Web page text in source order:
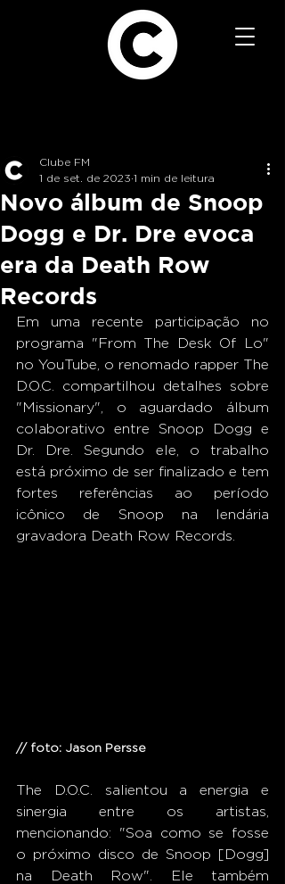
Novo álbum de Snoop
Dogg e Dr. Dre evoca
era da Death Row
Records
Clube FM
1 de set. de 2023 1 min de leitura
Em uma recente participação no
programa "From The Desk Of Lo"
no YouTube, o renomado rapper The
D.O.C. compartilhou detalhes sobre
"Missionary", o aguardado álbum
colaborativo entre Snoop Dogg e
Dr. Dre. Segundo ele, o trabalho
está próximo de ser finalizado e tem
fortes referências ao período
icônico de Snoop na lendária
gravadora Death Row Records.
// foto: Jason Persse
The D.O.C. salientou a energia e
sinergia entre os artistas,
mencionando: "Soa como se fosse
o próximo disco de Snoop [Dogg]
na Death Row". Ele também